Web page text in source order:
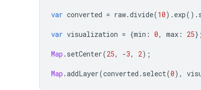
var converted = raw.divide(10). exp().
var visualization = {min : 0, max : 25};
Map . setCenter(25, -3, 2);
Map .addLayer(converted . select(0),